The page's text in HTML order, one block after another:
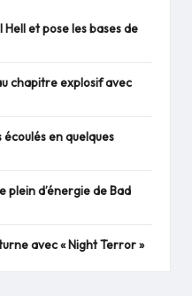
et pose les bases de
chapitre explosif avec
en quelques
plein d’énergie de Bad
avec « Night Terror »